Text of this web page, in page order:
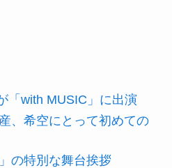
「with MUSIC」に出演
、希空にとって初めての
の特別な舞台挨拶